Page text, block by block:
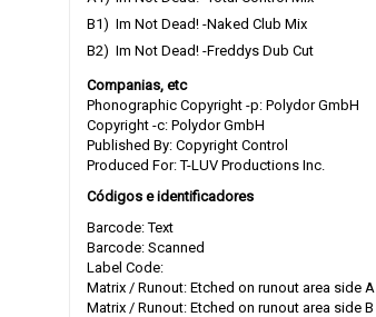
B1) Im Not Dead! -Naked Club Mix
B2) Im Not Dead! -Freddys Dub Cut
Companias, etc
Phonographic Copyright -p: Polydor GmbH
Copyright -c: Polydor GmbH
Published By: Copyright Control
Produced For: T-LUV Productions Inc.
Códigos e identificadores
Barcode: Text
Barcode: Scanned
Label Code:
Matrix / Runout: Etched on runout area side A
Matrix / Runout: Etched on runout area side B